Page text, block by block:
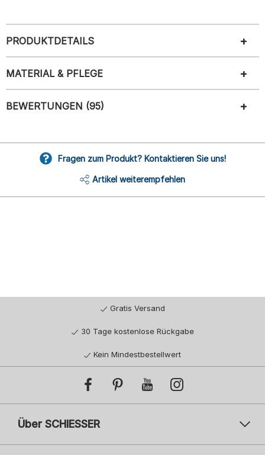
PRODUKTDETAILS
MATERIAL & PFLEGE
BEWERTUNGEN (95)
Fragen zum Produkt? Kontaktieren Sie uns!
Artikel weiterempfehlen
Gratis Versand
30 Tage kostenlose Rückgabe
Kein Mindestbestellwert
Über SCHIESSER